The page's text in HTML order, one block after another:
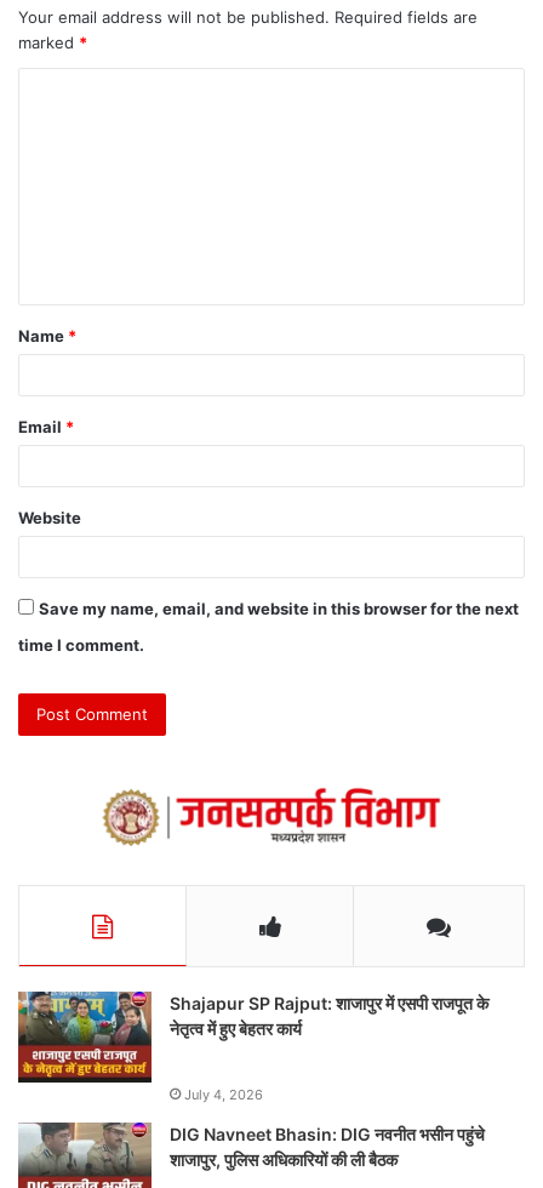
Your email address will not be published. Required fields are
marked *
Name *
Email *
Website
Save my name, email, and website in this browser for the next
time I comment.
Shajapur SP Rajput: शाजापुर में एसपी राजपूत के
नेतृत्व में हुए बेहतर कार्य
July 4, 2026
DIG Navneet Bhasin: DIG नवनीत भसीन पहुंचे
शाजापुर, पुलिस अधिकारियों की ली बैठक